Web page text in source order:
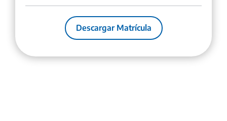
Descargar Matrícula